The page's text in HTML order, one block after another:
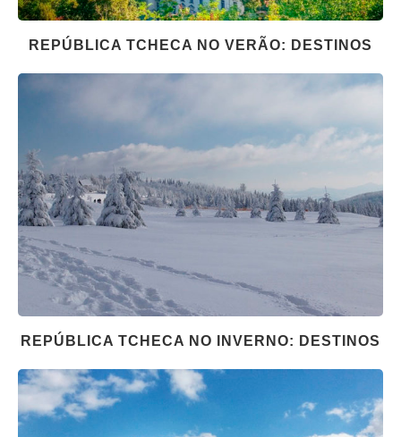
REPÚBLICA TCHECA NO VERÃO: DESTINOS
REPÚBLICA TCHECA NO INVERNO: DESTINOS